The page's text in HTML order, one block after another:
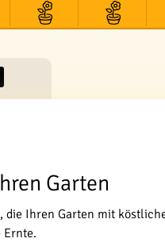
Garten
die Ihren Garten mit
Ernte.